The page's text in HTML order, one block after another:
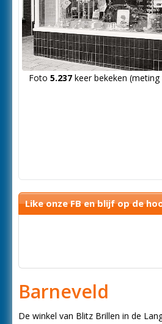
Foto 5.237keer bekeken
Like onze FB en blijf op de
Barneveld
De winkel van Blitz Brillen in de